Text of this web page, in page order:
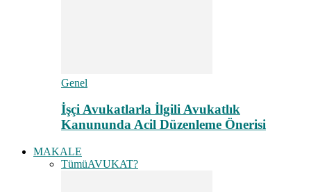
Genel
İşçi Avukatlarla İlgili Avukatlık
Kanununda Acil Düzenleme Önerisi
MAKALE
TümüAVUKAT?